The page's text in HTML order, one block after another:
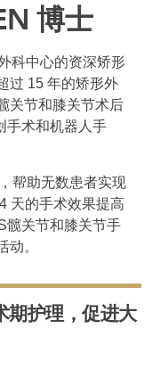
博士
科中心的资深矫形
过 15 年的矫形外
关节和膝关节术后
手术和机器人手
帮助无数患者实现
天的手术效果提高
髋关节和膝关节手
动。
期护理，促进大